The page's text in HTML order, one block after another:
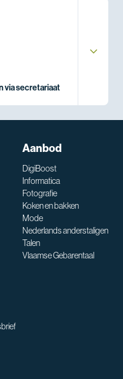
via secretariaat
Aanbod
DigiBoost
Informatica
Fotografie
Koken en bakken
Mode
Nederlands anderstaligen
Talen
Vlaamse Gebarentaal